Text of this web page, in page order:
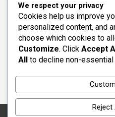
VIE PRATIQUE
Mon propriétaire veut
meublé : règles et
2026/04/01 Freda
We respect your privacy
Cookies help us improve
personalized content, and
choose which cookies to
Customize. Click Accept
All to decline non-
Reject